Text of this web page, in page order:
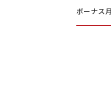
ボーナス